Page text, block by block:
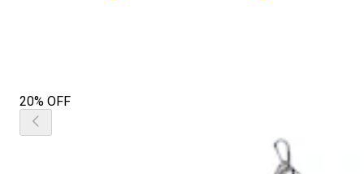
20% OFF